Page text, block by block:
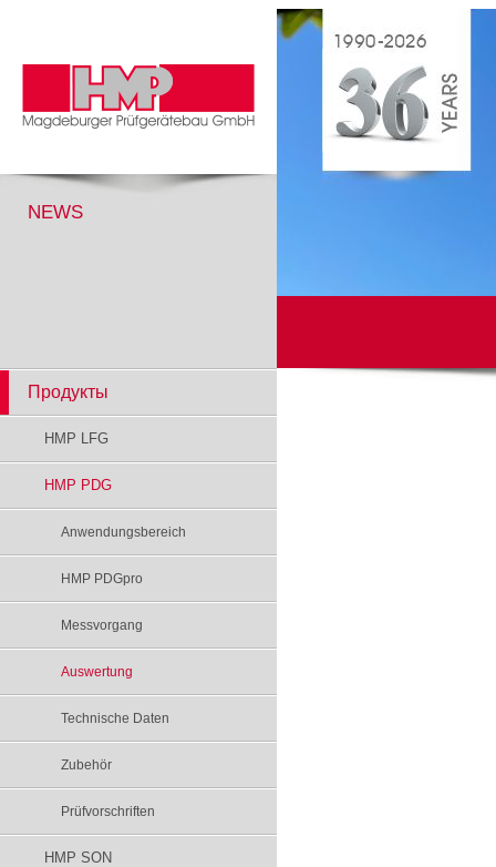
NEWS
Продукты
HMP LFG
HMP PDG
Anwendungsbereich
HMP PDGpro
Messvorgang
Auswertung
Technische Daten
Zubehör
Prüfvorschriften
HMP SON